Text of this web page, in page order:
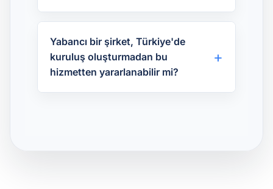
Yabancı bir şirket, Türkiye'de
kuruluş oluşturmadan bu
hizmetten yararlanabilir mi?